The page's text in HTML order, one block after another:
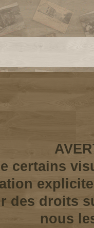
certains
des droits
nous